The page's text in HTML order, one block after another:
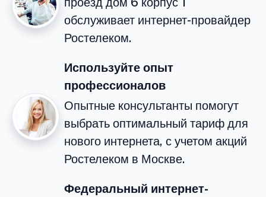
обслуживает интернет-провайдер
Ростелеком.
Используйте опыт
профессионалов
Опытные консультанты помогут
выбрать оптимальный тариф для
нового интернета, с учетом акций
Ростелеком в Москве.
Федеральный интернет-